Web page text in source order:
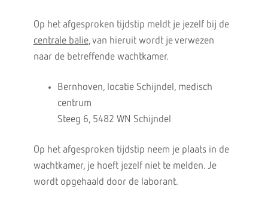
Op het afgesproken tijdstip meldt je jezelf bij de
centrale balie, van hieruit wordt je verwezen
naar de betreffende wachtkamer.
Bernhoven, locatie Schijndel, medisch
centrum
Steeg 6, 5482 WN Schijndel
Op het afgesproken tijdstip neem je plaats in de
wachtkamer, je hoeft jezelf niet te melden. Je
wordt opgehaald door de laborant.